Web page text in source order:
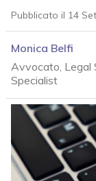
Pubblicato il 14
Monica Belfi
Avvocato, Legal
Specialist